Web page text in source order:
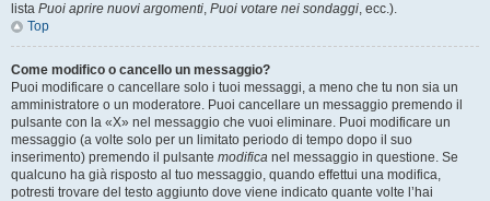
lista Puoi aprire nuovi argomenti, Puoi votare nei sondaggi, ecc.).
Top
Come modifico o cancello un messaggio?
Puoi modificare o cancellare solo i tuoi messaggi, a meno che tu non sia un
amministratore o un moderatore. Puoi cancellare un messaggio premendo il
pulsante con la «X» nel messaggio che vuoi eliminare. Puoi modificare un
messaggio (a volte solo per un limitato periodo di tempo dopo il suo
inserimento) premendo il pulsante modifica nel messaggio in questione. Se
qualcuno ha già risposto al tuo messaggio, quando effettui una modifica,
potresti trovare del testo aggiunto dove viene indicato quante volte l’hai